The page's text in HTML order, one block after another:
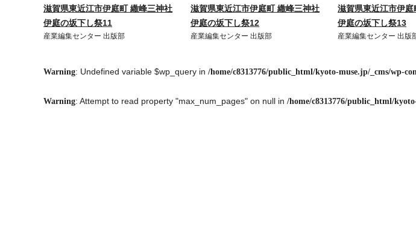
滋賀県東近江市伊庭町 繖峰三神社
伊庭の坂下し祭11
産業編集センター 出版部
滋賀県東近江市伊庭町 繖峰三神社
伊庭の坂下し祭12
産業編集センター 出版部
滋賀県東近江市伊
伊庭の坂下し祭13
産業編集センター 出版
Warning: Undefined variable $wp_query in /home/c8313776/public_html/kyoto-muse.jp/_cms/wp-
Warning: Attempt to read property "max_num_pages" on null in /home/c8313776/public_html/